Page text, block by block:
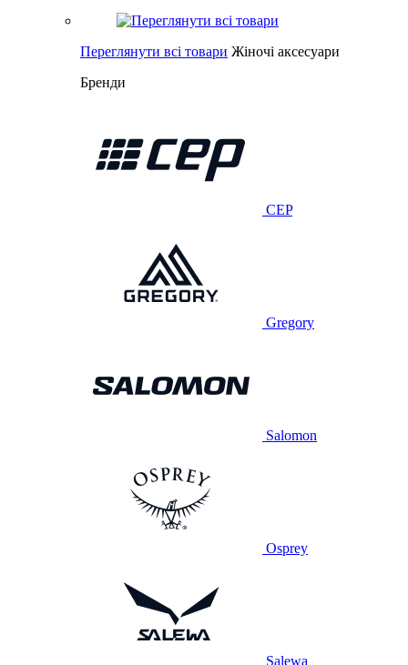
Переглянути всі товари Жіночі аксесуари
Бренди
CEP
Gregory
Salomon
Osprey
Salewa